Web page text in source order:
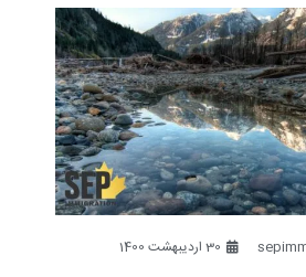
30 اردیبهشت 1400